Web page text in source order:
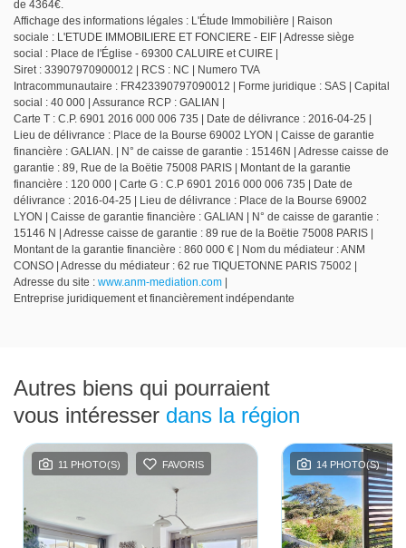
de 4364€.
Affichage des informations légales : L'Étude Immobilière | Raison
sociale : L'ETUDE IMMOBILIERE ET FONCIERE - EIF | Adresse siège
social : Place de l'Église - 69300 CALUIRE et CUIRE |
Siret : 33907970900012 | RCS : NC | Numero TVA
Intracommunautaire : FR423390797090012 | Forme juridique : SAS | Capital
social : 40 000 | Assurance RCP : GALIAN |
Carte T : C.P. 6901 2016 000 006 735 | Date de délivrance : 2016-04-25 |
Lieu de délivrance : Place de la Bourse 69002 LYON | Caisse de garantie
financière : GALIAN. | N° de caisse de garantie : 15146N | Adresse caisse de
garantie : 89, Rue de la Boëtie 75008 PARIS | Montant de la garantie
financière : 120 000 | Carte G : C.P 6901 2016 000 006 735 | Date de
délivrance : 2016-04-25 | Lieu de délivrance : Place de la Bourse 69002
LYON | Caisse de garantie financière : GALIAN | N° de caisse de garantie :
15146 N | Adresse caisse de garantie : 89 rue de la Boëtie 75008 PARIS |
Montant de la garantie financière : 860 000 € | Nom du médiateur : ANM
CONSO | Adresse du médiateur : 62 rue TIQUETONNE PARIS 75002 |
Adresse du site : www.anm-mediation.com
Entreprise juridiquement et financièrement indépendante
Autres biens qui pourraient
vous intéresser dans la région
11 PHOTO(S) FAVORIS 14 PHOTO(S)